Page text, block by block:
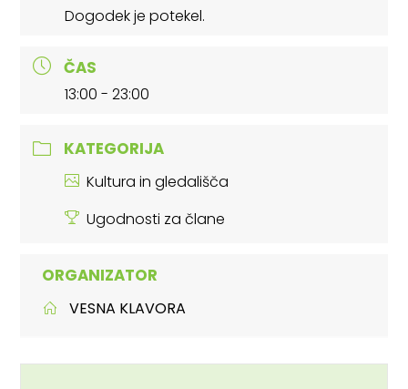
Dogodek je potekel.
ČAS
13:00 - 23:00
KATEGORIJA
Kultura in gledališča
Ugodnosti za člane
ORGANIZATOR
VESNA KLAVORA